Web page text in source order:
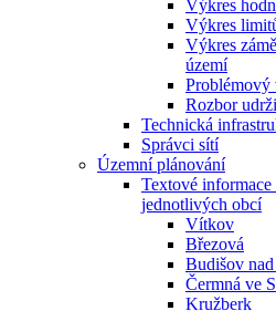
Výkres
Výkres
Výkres
území
Problémový
Rozbor
Technická
Správci sítí
Územní plánování
Textové
jednotlivých obcí
Vítkov
Březová
Budišov
Čermná ve
Kružberk